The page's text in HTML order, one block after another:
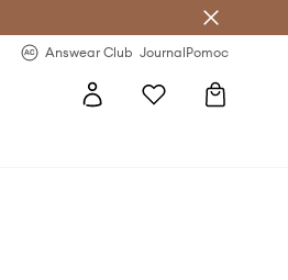
Answear Club JournalPomoc